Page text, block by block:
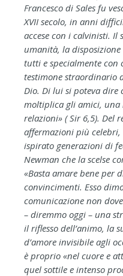
Francesco di Sales fu
XVII secolo, in anni
accese con i calvinisti. Il
umanità, la
tutti e specialmente con
testimone straordinario
Dio. Di lui si poteva dire
moltiplica gli amici, una
relazioni» ( Sir 6,5). Del
affermazioni più
ispirato generazioni di
Newman che la scelse
«Basta amare bene per
convincimenti. Esso
comunicazione non
– diremmo oggi – una
il riflesso dell’animo, la
d’amore invisibile agli
è proprio «nel cuore e
quel sottile e intenso